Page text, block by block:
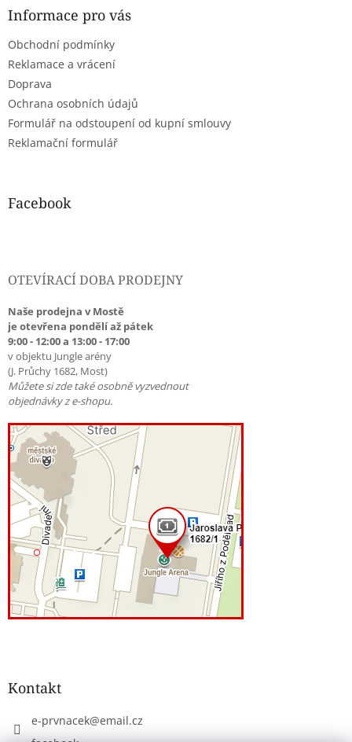
Informace pro vás
Obchodní podmínky
Reklamace a vrácení
Doprava
Ochrana osobních údajů
Formulář na odstoupení od kupní smlouvy
Reklamační formulář
Facebook
OTEVÍRACÍ DOBA PRODEJNY
Naše prodejna v Mostě
je otevřena pondělí až pátek
9:00 - 12:00 a 13:00 - 17:00
v objektu Jungle arény
(J. Průchy 1682, Most)
Můžete si zde také osobně vyzvednout
objednávky z e-shopu.
Kontakt
e-prvnacek@email.cz